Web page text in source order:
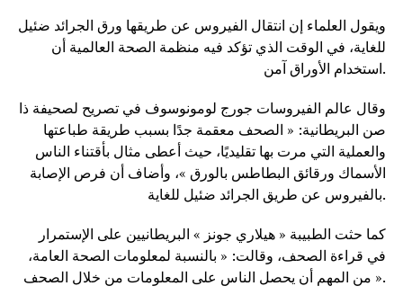
ويقول العلماء إن انتقال الفيروس عن طريقها ورق الجرائد ضئيل
للغاية، في الوقت الذي تؤكد فيه منظمة الصحة العالمية أن
استخدام الأوراق آمن.
وقال عالم الفيروسات جورج لومونوسوف في تصريح لصحيفة ذا
صن البريطانية: « الصحف معقمة جدًا بسبب طريقة طباعتها
والعملية التي مرت بها تقليديًا، حيث أعطى مثال بأقتناء الناس
الأسماك ورقائق البطاطس بالورق »، وأضاف أن فرص الإصابة
بالفيروس عن طريق الجرائد ضئيل للغاية.
كما حثت الطبيبة « هيلاري جونز » البريطانيين على الإستمرار
في قراءة الصحف، وقالت: « بالنسبة لمعلومات الصحة العامة،
من المهم أن يحصل الناس على المعلومات من خلال الصحف ».